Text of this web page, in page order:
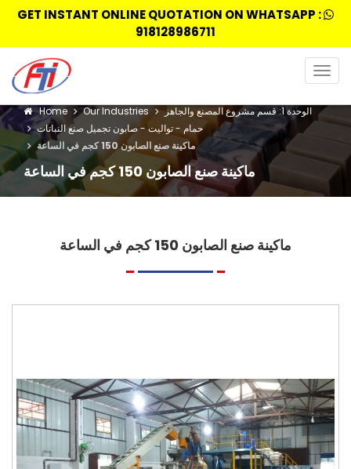
GET INSTANT ONLINE QUOTATION ON WHATSAPP :
918128986711
Home Our Industries
الوحدة 1: قسم مشروع المصنع والجاهز
حمام - تواليت - صابون تجميل صنع النباتات
ماكينة صنع الصابون 150 كجم في الساعة
ماكينة صنع الصابون 150 كجم في الساعة
ماكينة صنع الصابون 150 كجم في الساعة